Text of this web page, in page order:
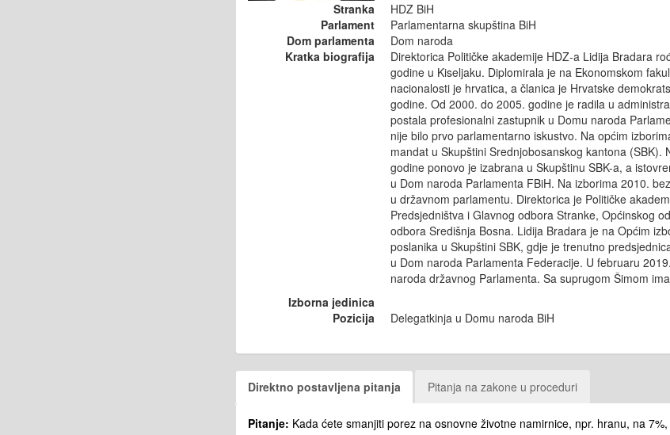
Stranka
HDZ BiH
Parlament
Parlamentarna skupština BiH
Dom parlamenta
Dom naroda
Kratka biografija
Direktorica Političke akademije HDZ-a Lidija Bradara
godine u Kiseljaku. Diplomirala je na Ekonomskom
nacionalosti je hrvatica, a članica je Hrvatske
godine. Od 2000. do 2005. godine je radila u
postala profesionalni zastupnik u Domu naroda
nije bilo prvo parlamentarno iskustvo. Na općim
mandat u Skupštini Srednjobosanskog kantona (SBK).
godine ponovo je izabrana u Skupštinu SBK-a, a
u Dom naroda Parlamenta FBiH. Na izborima 2010.
u državnom parlamentu. Direktorica je Političke
Predsjedništva i Glavnog odbora Stranke, Općinskog
odbora Središnja Bosna. Lidija Bradara je na Općim
poslanika u Skupštini SBK, gdje je trenutno
u Dom naroda Parlamenta Federacije. U februaru
naroda državnog Parlamenta. Sa suprugom Šimom
Izborna jedinica
Pozicija
Delegatkinja u Domu naroda BiH
Direktno postavljena pitanja Pitanja na zakone u proceduri
Pitanje: Kada ćete smanjiti porez na osnovne životne namirnice, npr. hranu, na